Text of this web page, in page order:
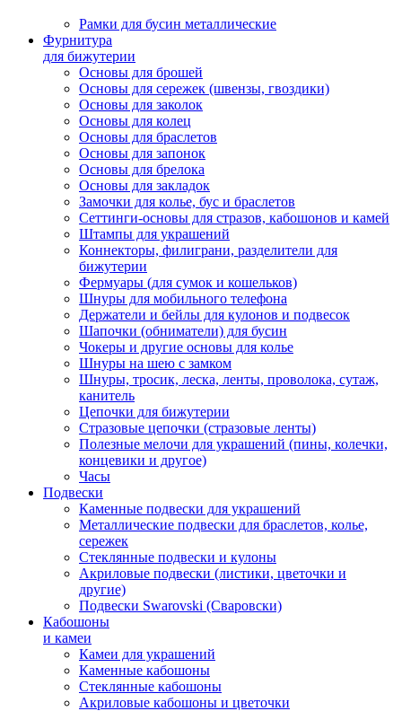
Рамки для бусин металлические
Фурнитура
для бижутерии
Основы для брошей
Основы для сережек (швензы, гвоздики)
Основы для заколок
Основы для колец
Основы для браслетов
Основы для запонок
Основы для брелока
Основы для закладок
Замочки для колье, бус и браслетов
Сеттинги-основы для стразов, кабошонов и камей
Штампы для украшений
Коннекторы, филиграни, разделители для
бижутерии
Фермуары (для сумок и кошельков)
Шнуры для мобильного телефона
Держатели и бейлы для кулонов и подвесок
Шапочки (обниматели) для бусин
Чокеры и другие основы для колье
Шнуры на шею с замком
Шнуры, тросик, леска, ленты, проволока, сутаж,
канитель
Цепочки для бижутерии
Стразовые цепочки (стразовые ленты)
Полезные мелочи для украшений (пины, колечки,
концевики и другое)
Часы
Подвески
Каменные подвески для украшений
Металлические подвески для браслетов, колье,
сережек
Стеклянные подвески и кулоны
Акриловые подвески (листики, цветочки и
другие)
Подвески Swarovski (Сваровски)
Кабошоны
и камеи
Камеи для украшений
Каменные кабошоны
Стеклянные кабошоны
Акриловые кабошоны и цветочки